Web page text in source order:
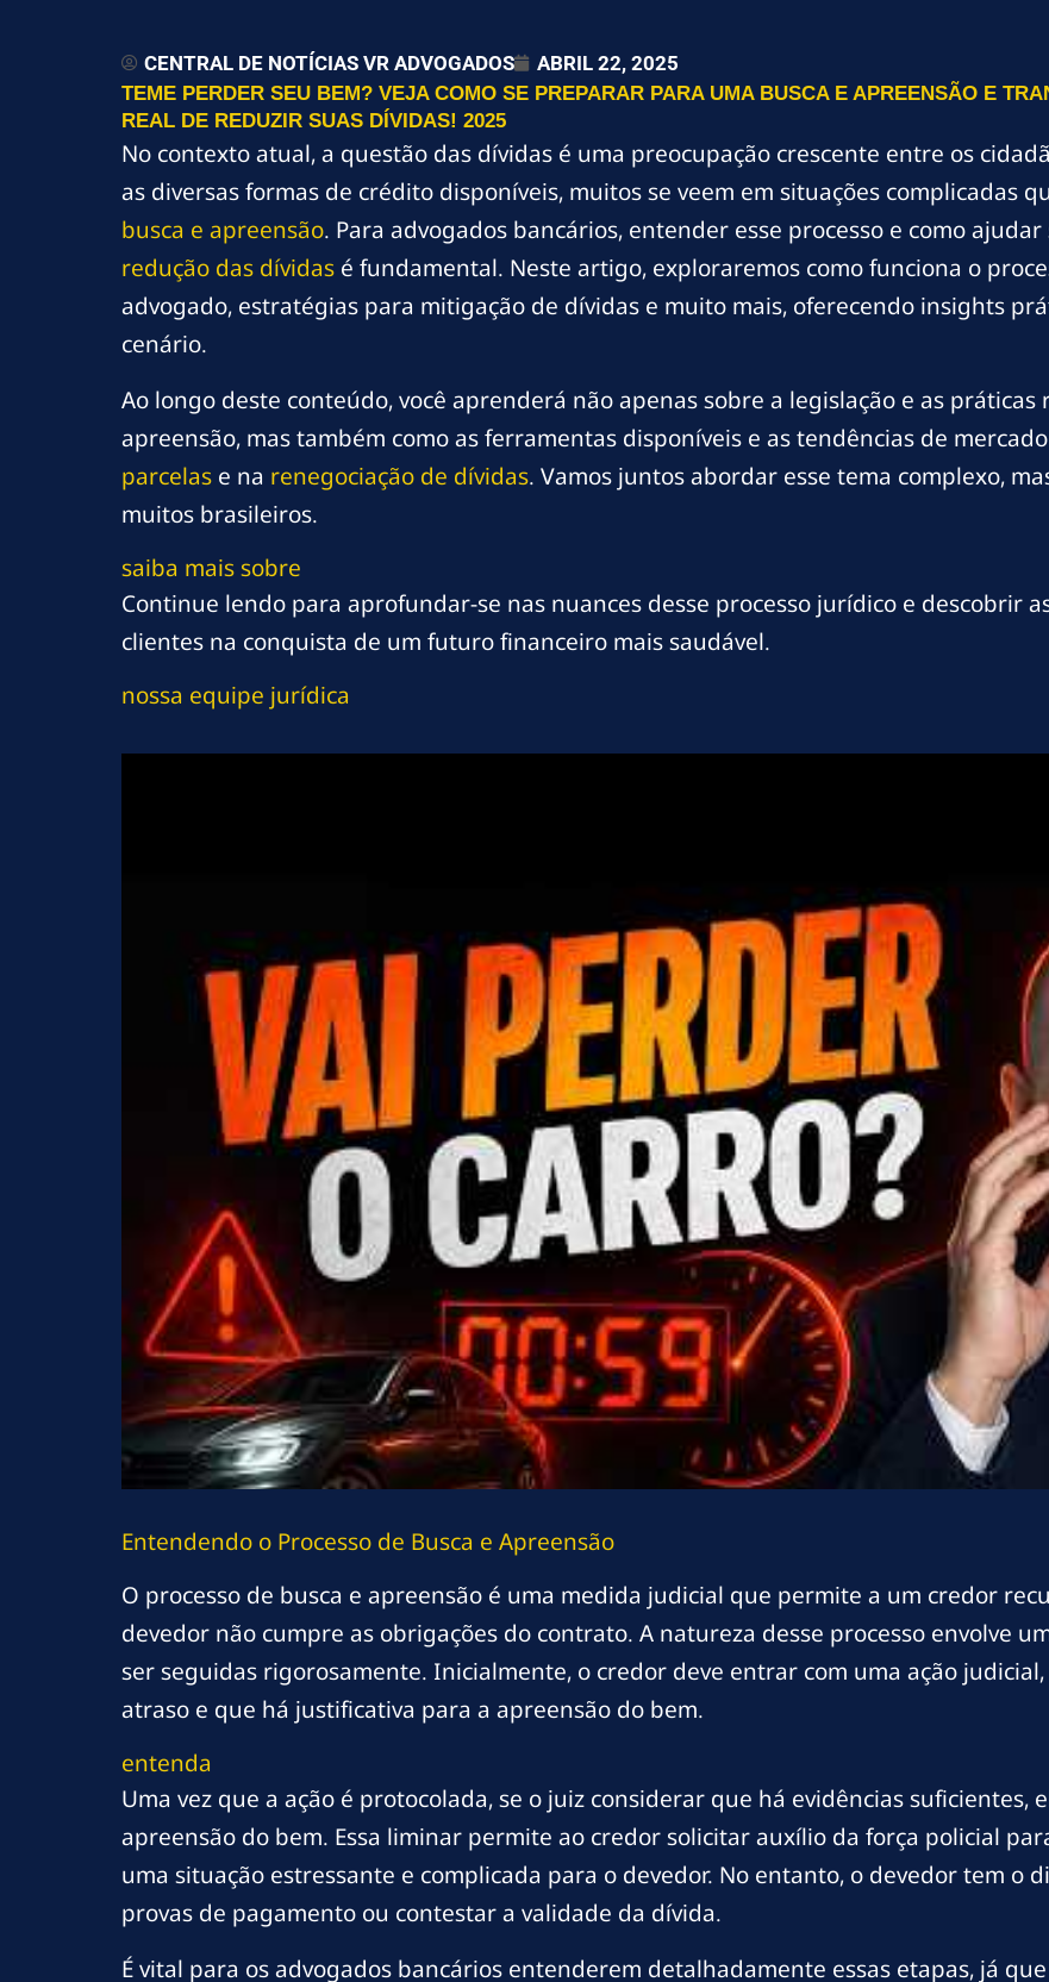
CENTRAL DE NOTÍCIAS VR ADVOGADOS ABRIL 22, 2025
TEME PERDER SEU BEM? VEJA COMO SE PREPARAR PARA UMA BUSCA E APREENSÃO E
REAL DE REDUZIR SUAS DÍVIDAS! 2025
No contexto atual, a questão das dívidas é uma preocupação crescente entre os
as diversas formas de crédito disponíveis, muitos se veem em situações complicadas
busca e apreensão. Para advogados bancários, entender esse processo e como
redução das dívidas é fundamental. Neste artigo, exploraremos como funciona o
advogado, estratégias para mitigação de dívidas e muito mais, oferecendo insights
cenário.
Ao longo deste conteúdo, você aprenderá não apenas sobre a legislação e as práticas
apreensão, mas também como as ferramentas disponíveis e as tendências de
parcelas e na renegociação de dívidas. Vamos juntos abordar esse tema complexo,
muitos brasileiros.
saiba mais sobre
Continue lendo para aprofundar-se nas nuances desse processo jurídico e descobrir
clientes na conquista de um futuro financeiro mais saudável.
nossa equipe jurídica
Entendendo o Processo de Busca e Apreensão
O processo de busca e apreensão é uma medida judicial que permite a um credor
devedor não cumpre as obrigações do contrato. A natureza desse processo envolve
ser seguidas rigorosamente. Inicialmente, o credor deve entrar com uma ação
atraso e que há justificativa para a apreensão do bem.
entenda
Uma vez que a ação é protocolada, se o juiz considerar que há evidências suficientes,
apreensão do bem. Essa liminar permite ao credor solicitar auxílio da força policial
uma situação estressante e complicada para o devedor. No entanto, o devedor tem o
provas de pagamento ou contestar a validade da dívida.
É vital para os advogados bancários entenderem detalhadamente essas etapas, já